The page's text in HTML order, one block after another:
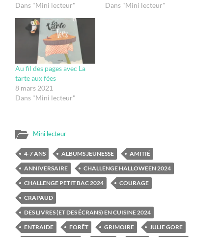
Dans "Mini lecteur"
Dans "Mini lecteur"
Au fil des pages avec La
tarte aux fées
8 mars 2021
Dans "Mini lecteur"
Mini lecteur
4-7 ANS ALBUMS JEUNESSE
AMITIÉ
ANNIVERSAIRE
CHALLENGE HALLOWEEN 2024
CHALLENGE PETIT BAC 2024
COURAGE
CRAPAUD
DES LIVRES (ET DES ÉCRANS) EN CUISINE 2024
ENTRAIDE
FORÊT GRIMOIRE
JULIE GORE